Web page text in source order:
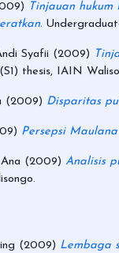
Tinjauan
Syafii (2009)
thesis, IAIN
(2009) Disparitas
Persepsi
(2009) Analisis
(2009) Lembaga